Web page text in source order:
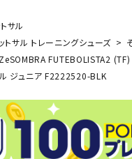
サル
トサル トレーニングシューズ
FUTEBOLISTA2 (TF)
ル ジュニア F2222520-BLK